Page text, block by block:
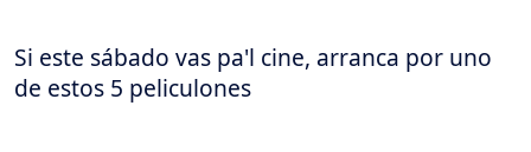
Si este sábado vas pa'l cine, arranca por uno
de estos 5 peliculones